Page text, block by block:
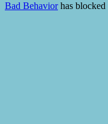
Bad Behaviorhas blocked